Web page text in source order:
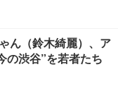
ん（鈴木綺麗）、ア
の渋谷”を若者たち